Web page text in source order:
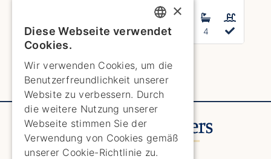
Land 951m²
4
ENGLISH
ENGLISH
SPANISH
GERMAN
FRENCH
DUTCH
×
Diese Webseite verwendet
Cookies.
Wir verwenden Cookies, um die
Benutzerfreundlichkeit unserer
Website zu verbessern. Durch
die weitere Nutzung unserer
Webseite stimmen Sie der
Verwendung von Cookies gemäß
unserer Cookie-Richtlinie zu.